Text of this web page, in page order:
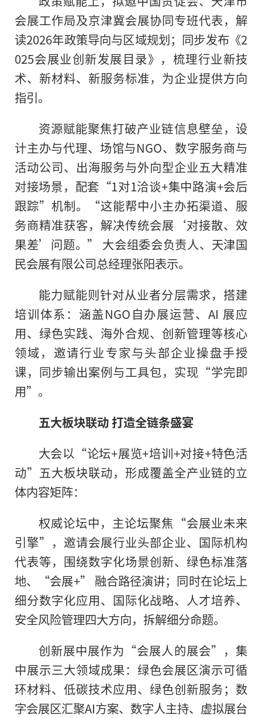
会展工作局及京津冀会展协同专班代表，解
读2026年政策导向与区域规划；同步发布《2
025会展业创新发展目录》，梳理行业新技
术、新材料、新服务标准，为企业提供方向
指引。
资源赋能聚焦打破产业链信息壁垒，设
计主办与代理、场馆与NGO、数字服务商与
活动公司、出海服务与外向型企业五大精准
对接场景，配套“1对1洽谈+集中路演+会后
跟踪”机制。“这能帮中小主办拓渠道、服
务商精准获客，解决传统会展‘对接散、效
果差’问题。” 大会组委会负责人、天津国
民会展有限公司总经理张阳表示。
能力赋能则针对从业者分层需求，搭建
培训体系：涵盖NGO自办展运营、AI 展应
用、绿色实践、海外合规、创新管理等核心
领域，邀请行业专家与头部企业操盘手授
课，同步输出案例与工具包，实现“学完即
用”。
五大板块联动 打造全链条盛宴
大会以“论坛+展览+培训+对接+特色活
动”五大板块联动，形成覆盖全产业链的立
体内容矩阵：
权威论坛中，主论坛聚焦“会展业未来
引擎”，邀请会展行业头部企业、国际机构
代表等，围绕数字化场景创新、绿色标准落
地、“会展+” 融合路径演讲；同时在论坛上
细分数字化应用、国际化战略、人才培养、
安全风险管理四大方向，拆解细分命题。
创新展中展作为“会展人的展会”，集
中展示三大领域成果：绿色会展区演示可循
环材料、低碳技术应用、绿色创新服务；数
字会展区汇聚AI方案、数字人主持、虚拟展台